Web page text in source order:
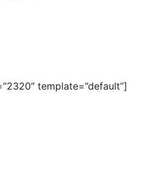
template=”default”]